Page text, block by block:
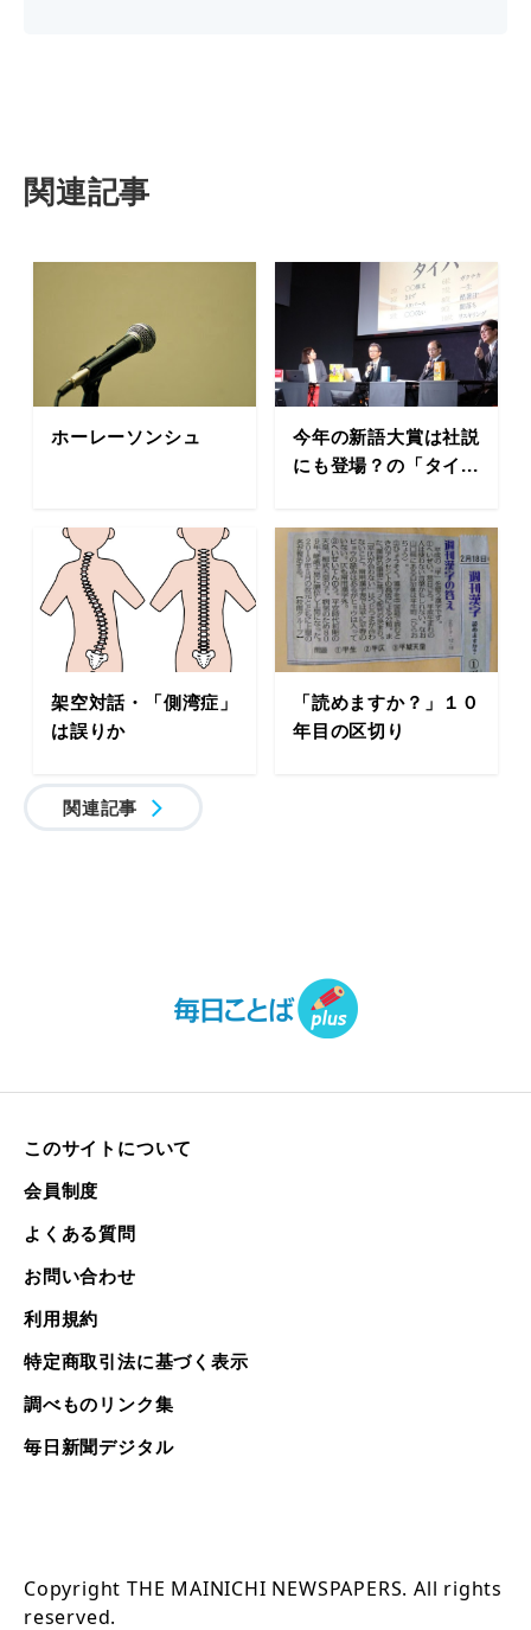
関連記事
ホーレーソンシュ
今年の新語大賞は社説
にも登場？の「タイ...
架空対話・「側湾症」
は誤りか
「読めますか？」１０
年目の区切り
関連記事
このサイトについて
会員制度
よくある質問
お問い合わせ
利用規約
特定商取引法に基づく表示
調べものリンク集
毎日新聞デジタル
Copyright THE MAINICHI NEWSPAPERS. All rights
reserved.